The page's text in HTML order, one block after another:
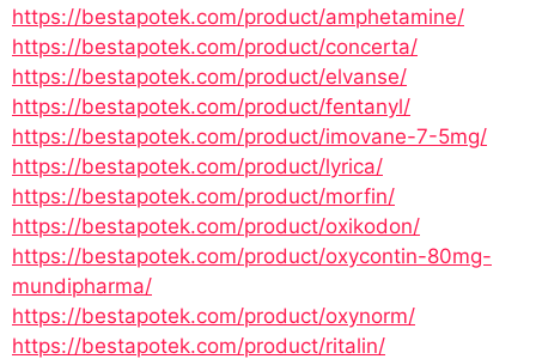
https://bestapotek.com/product/amphetamine/
https://bestapotek.com/product/concerta/
https://bestapotek.com/product/elvanse/
https://bestapotek.com/product/fentanyl/
https://bestapotek.com/product/imovane-7-5mg/
https://bestapotek.com/product/lyrica/
https://bestapotek.com/product/morfin/
https://bestapotek.com/product/oxikodon/
https://bestapotek.com/product/oxycontin-80mg-
mundipharma/
https://bestapotek.com/product/oxynorm/
https://bestapotek.com/product/ritalin/